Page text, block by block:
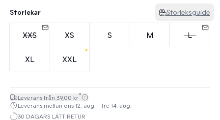
Storlekar Storleksguide
XXS XS S M L
XL XXL
Leverans från 39,00 kr*
Leverans mellan ons 12. aug. - fre 14. aug.
30 DAGARS LÄTT RETUR